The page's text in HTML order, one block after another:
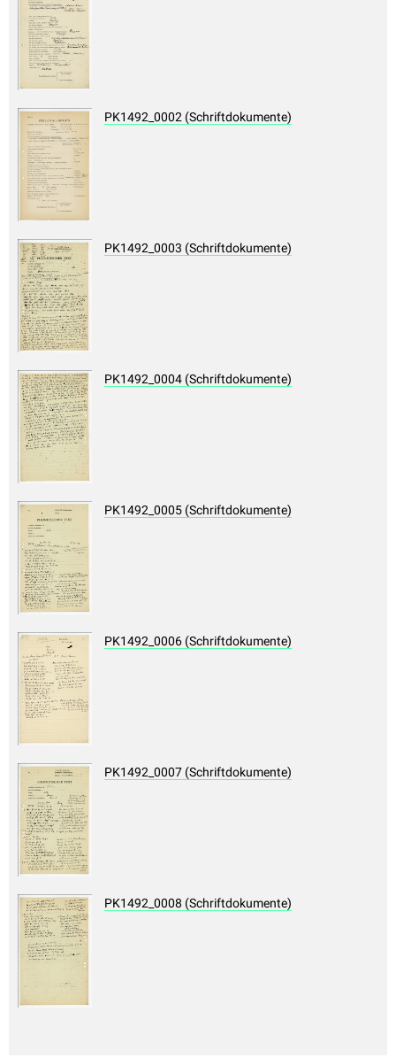
PK1492_0002 (Schriftdokumente)
PK1492_0003 (Schriftdokumente)
PK1492_0004 (Schriftdokumente)
PK1492_0005 (Schriftdokumente)
PK1492_0006 (Schriftdokumente)
PK1492_0007 (Schriftdokumente)
PK1492_0008 (Schriftdokumente)